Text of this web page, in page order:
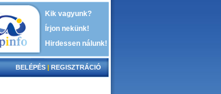
Kik vagyunk?
Írjon nekünk!
Hirdessen nálunk!
BELÉPÉS | REGISZTRÁCIÓ